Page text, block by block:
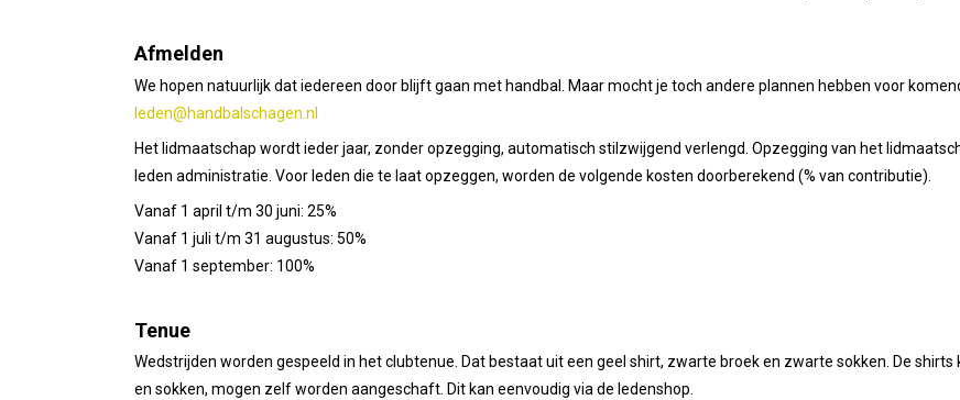
Afmelden
We hopen natuurlijk dat iedereen door blijft gaan met handbal. Maar mocht je toch andere plannen hebben voor
leden@handbalschagen.nl
Het lidmaatschap wordt ieder jaar, zonder opzegging, automatisch stilzwijgend verlengd. Opzegging van het
leden administratie. Voor leden die te laat opzeggen, worden de volgende kosten doorberekend (% van contributie).
Vanaf 1 april t/m 30 juni: 25%
Vanaf 1 juli t/m 31 augustus: 50%
Vanaf 1 september: 100%
Tenue
Wedstrijden worden gespeeld in het clubtenue. Dat bestaat uit een geel shirt, zwarte broek en zwarte sokken. De shirts
en sokken, mogen zelf worden aangeschaft. Dit kan eenvoudig via de ledenshop.